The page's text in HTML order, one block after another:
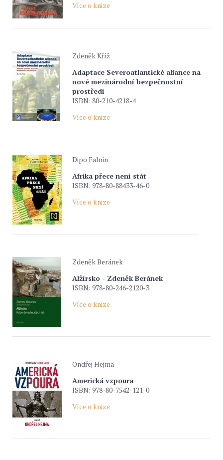
Více o knize
Zdeněk Kříž
Adaptace Severoatlantické aliance na
nové mezinárodní bezpečnostní
prostředí
ISBN: 80-210-4218-4
Více o knize
Dipo Faloin
Afrika přece není stát
ISBN: 978-80-88433-46-0
Více o knize
Zdeněk Beránek
Alžírsko - Zdeněk Beránek
ISBN: 978-80-246-2120-3
Více o knize
Ondřej Hejma
Americká vzpoura
ISBN: 978-80-7542-121-0
Více o knize